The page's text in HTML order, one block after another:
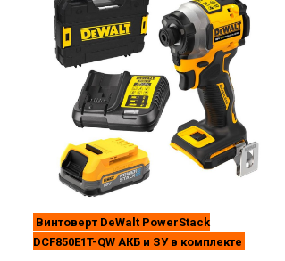
Винтоверт DeWalt PowerStack
DCF850E1T-QW АКБ и ЗУ в комплекте